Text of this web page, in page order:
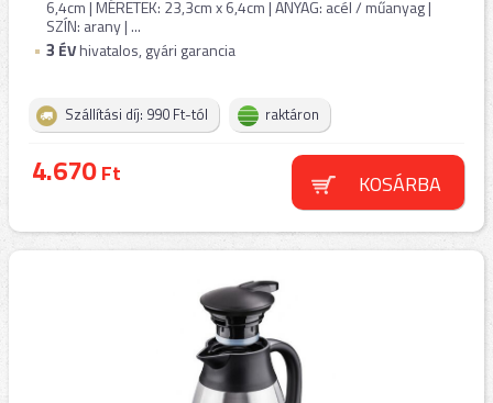
6,4cm | MÉRETEK: 23,3cm x 6,4cm | ANYAG: acél / műanyag |
SZÍN: arany | ...
3 ÉVhivatalos, gyári garancia
Szállítási díj: 990 Ft-tól raktáron
4.670Ft KOSÁRBA